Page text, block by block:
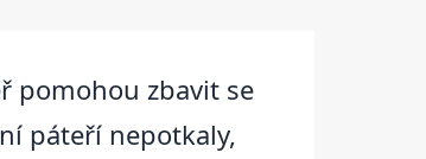
pomohou zbavit se
páteří nepotkaly,